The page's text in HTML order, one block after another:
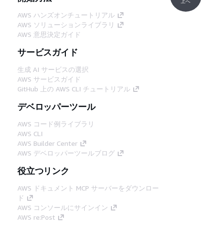
AWS ハンズオンチュートリアル
AWS ソリューションライブラリ
AWS 意思決定ガイド
サービスガイド
生成 AI サービスの選択
AWS サービスガイド
GitHub 上の AWS CLI チュートリアル
デベロッパーツール
AWS コード例ライブラリ
AWS CLI
AWS Builder Center
AWS デベロッパーツールブログ
役立つリンク
AWS ドキュメント MCP サーバーをダウンロー
ド
AWS コンソールにサインイン
AWS re:Post